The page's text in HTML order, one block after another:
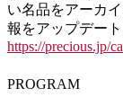
い名品をアーカ
報をアップデー
https://precious.jp/
PROGRAM